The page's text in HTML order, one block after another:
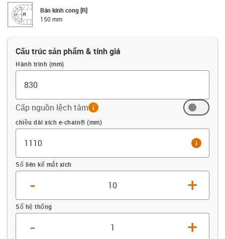
Bán kính cong [R]
150 mm
Cấu trúc sản phẩm & tính giá
Hành trình (mm)
Cấp nguồn lệch tâminfo
Offset (mm)
chiều dài xích e-chain® (mm)
info
Số liên kế mắt xích
- +
Số hệ thống
- +